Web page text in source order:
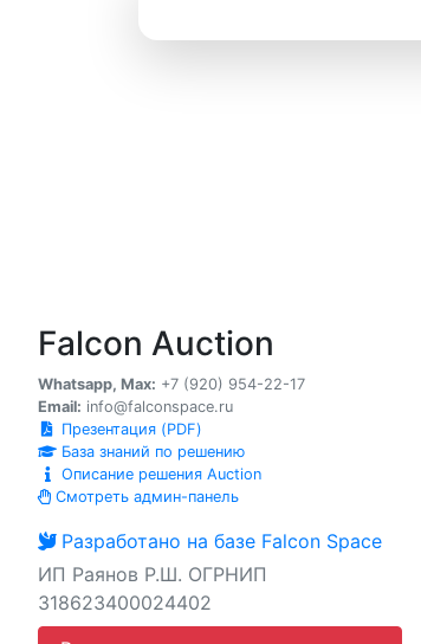
Falcon Auction
Whatsapp, Max: +7 (920) 954-22-17
Email: info@falconspace.ru
Презентация (PDF)
База знаний по решению
Описание решения Auction
Смотреть админ-панель
Разработано на базе Falcon Space
ИП Раянов Р.Ш. ОГРНИП
318623400024402